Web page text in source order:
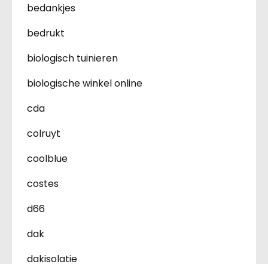
bedankjes
bedrukt
biologisch tuinieren
biologische winkel online
cda
colruyt
coolblue
costes
d66
dak
dakisolatie